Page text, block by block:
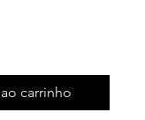
carrinho